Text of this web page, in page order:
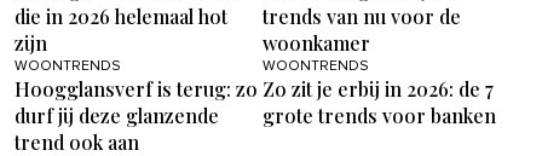
die in 2026 helemaal hot
zijn
trends van nu voor de
woonkamer
WOONTRENDS
Hoogglansverf is terug: zo
durf jij deze glanzende
trend ook aan
WOONTRENDS
Zo zit je erbij in 2026: de 7
grote trends voor banken